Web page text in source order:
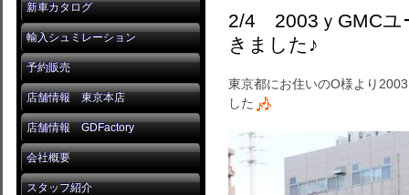
新車カタログ
輸入シュミレーション
予約販売
店舗情報 東京本店
店舗情報 GDFactory
会社概要
スタッフ紹介
2/4 2003ｙGMCユ
きました♪
東京都にお住いのO様より
した